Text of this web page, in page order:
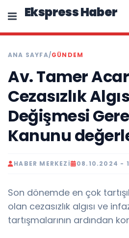
Ekspress Haber
ANA SAYFA/GÜNDEM
Av. Tamer
Cezasızlık
Değişmesi
Kanunu
HABER MERKEZI 08.10.2024 -
Son dönemde en çok
olan cezasızlık algısı ve
tartışmalarının ardından